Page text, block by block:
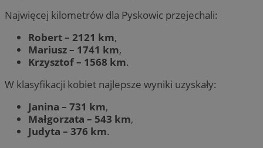
Najwięcej kilometrów dla Pyskowic przejechali:
Robert – 2121 km,
Mariusz – 1741 km,
Krzysztof – 1568 km.
W klasyfikacji kobiet najlepsze wyniki uzyskały:
Janina – 731 km,
Małgorzata – 543 km,
Judyta – 376 km.